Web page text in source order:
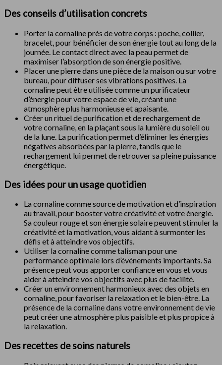
Des conseils d’utilisation concrets
Porter la cornaline près de votre corps : poche, collier,
bracelet, pour bénéficier de son énergie tout au long de la
journée. Le contact direct avec la peau permet de
maximiser l’absorption de son énergie positive.
Placer une pierre dans une pièce de la maison ou sur votre
bureau, pour diffuser ses vibrations positives. La
cornaline peut être utilisée comme un purificateur
d’énergie pour votre espace de vie, créant une
atmosphère plus harmonieuse et apaisante.
Créer un rituel de purification et de rechargement de
votre cornaline, en la plaçant sous la lumière du soleil ou
de la lune. La purification permet d’éliminer les énergies
négatives absorbées par la pierre, tandis que le
rechargement lui permet de retrouver sa pleine puissance
énergétique.
Des idées pour un usage quotidien
La cornaline comme source de motivation et d’inspiration
au travail, pour booster votre créativité et votre énergie.
Sa couleur rouge et son énergie solaire peuvent stimuler la
créativité et la motivation, vous aidant à surmonter les
défis et à atteindre vos objectifs.
Utiliser la cornaline comme talisman pour une
performance optimale lors d’événements importants. Sa
présence peut vous apporter confiance en vous et vous
aider à atteindre vos objectifs avec plus de facilité.
Créer un environnement harmonieux avec des objets en
cornaline, pour favoriser la relaxation et le bien-être. La
présence de la cornaline dans votre environnement de vie
peut créer une atmosphère plus paisible et plus propice à
la relaxation.
Des recettes de soins naturels